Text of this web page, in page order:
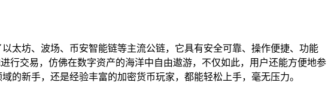
太坊、波场、币安智能链等主流公链，它具有安全可靠、操作便捷、功能
行交易，仿佛在数字资产的海洋中自由遨游，不仅如此，用户还能方便地参
的新手，还是经验丰富的加密货币玩家，都能轻松上手，毫无压力。